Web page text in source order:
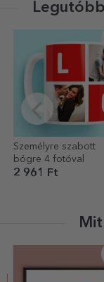
Személyre szabott
bögre 4 fotóval
2 961 Ft